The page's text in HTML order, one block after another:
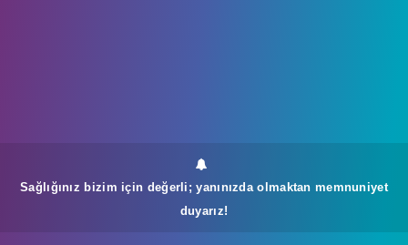
Sağlığınız bizim için değerli; yanınızda olmaktan memnuniyet
duyarız!